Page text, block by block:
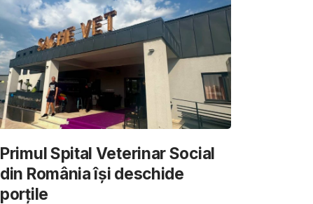
Primul Spital Veterinar Social
din România își deschide
porțile